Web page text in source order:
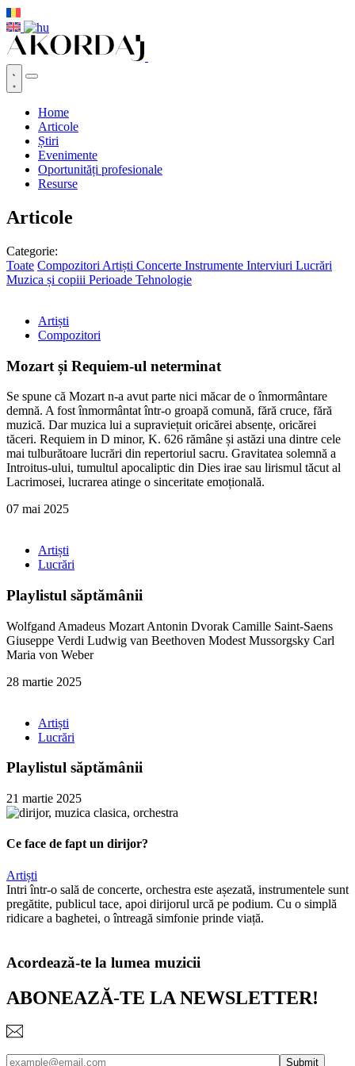
Home
Articole
Știri
Evenimente
Oportunități profesionale
Resurse
Articole
Categorie:
Toate Compozitori Artiști Concerte Instrumente Interviuri Lucrări
Muzica și copiii Perioade Tehnologie
Artiști
Compozitori
Mozart și Requiem-ul neterminat
Se spune că Mozart n-a avut parte nici măcar de o înmormântare
demnă. A fost înmormântat într-o groapă comună, fără cruce, fără
muzică. Dar muzica lui a supraviețuit oricărei absențe, oricărei
tăceri. Requiem in D minor, K. 626 rămâne și astăzi una dintre cele
mai tulburătoare lucrări din repertoriul sacru. Gravitatea solemnă a
Introitus-ului, tumultul apocaliptic din Dies irae sau lirismul tăcut al
Lacrimosei, lucrarea atinge o sinceritate emoțională.
07 mai 2025
Artiști
Lucrări
Playlistul săptămânii
Wolfgand Amadeus Mozart Antonin Dvorak Camille Saint-Saens
Giuseppe Verdi Ludwig van Beethoven Modest Mussorgsky Carl
Maria von Weber
28 martie 2025
Artiști
Lucrări
Playlistul săptămânii
21 martie 2025
Ce face de fapt un dirijor?
Artiști
Intri într-o sală de concerte, orchestra este așezată, instrumentele sunt
pregătite, publicul tace, apoi dirijorul urcă pe podium. Cu o simplă
ridicare a baghetei, o întreagă simfonie prinde viață.
Acordează-te la lumea muzicii
ABONEAZĂ-TE LA NEWSLETTER!